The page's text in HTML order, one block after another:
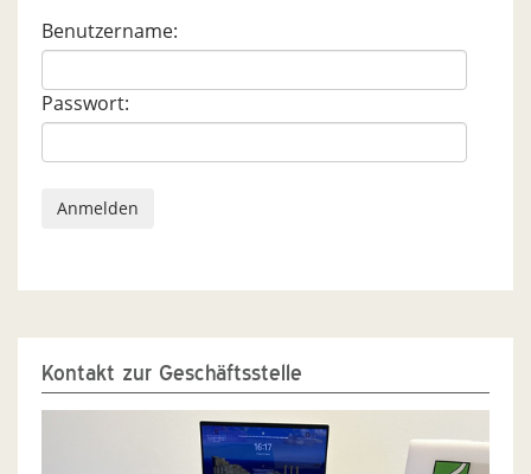
Benutzername:
Passwort:
Kontakt zur Geschäftsstelle